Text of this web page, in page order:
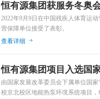
恒有源集团获服务冬奥
2022年9月9日在中国残疾人体育运
营保障单位接受了表彰。
查看详细
恒有源集团项目入选国
由国家发展改革委员会下属单位国
校京北校区地能热泵环境系统项目